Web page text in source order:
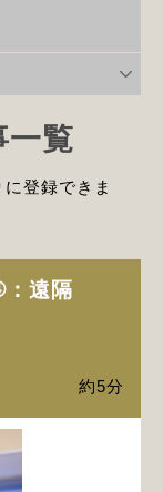
一覧
登録できま
遠隔
約5分